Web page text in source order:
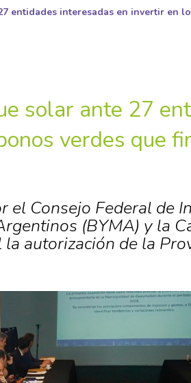
entidades interesadas en invertir en
solar ante 27
verdes que
Consejo Federal de
(BYMA) y la
autorización de la